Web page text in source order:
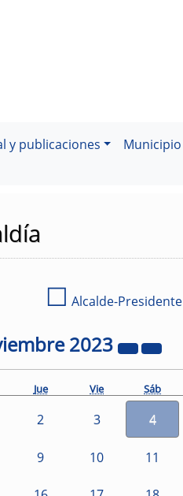
y publicaciones Municipio
☐ Alcalde-Presidente
2023
Jue Vie Sáb
2 3 4
9 10 11